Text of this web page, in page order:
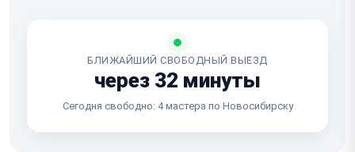
БЛИЖАЙШИЙ СВОБОДНЫЙ ВЫЕЗД
через 32 минуты
Сегодня свободно: 4 мастера по Новосибирску